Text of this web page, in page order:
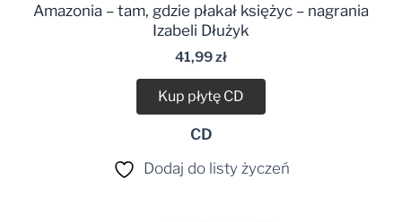
Amazonia – tam, gdzie płakał księżyc – nagrania
Izabeli Dłużyk
41,99zł
Kup płytę CD
CD
Dodaj do listy życzeń